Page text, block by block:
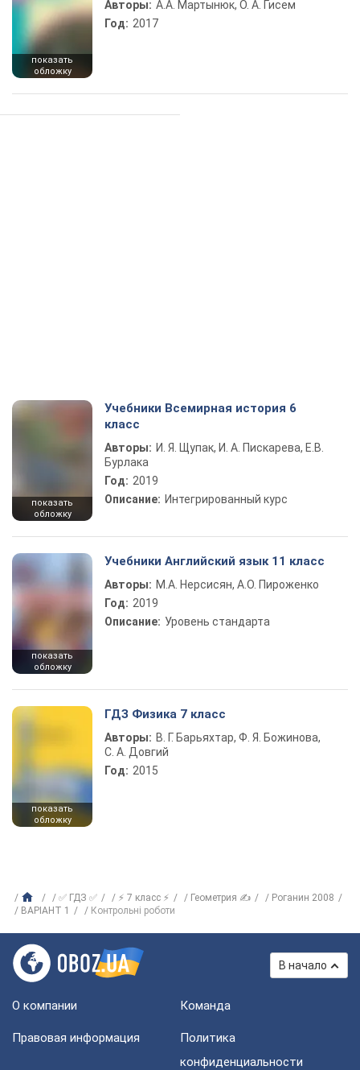
показать
обложку
Авторы: А.А. Мартынюк, О. А. Гисем
Год: 2017
показать
обложку
Учебники Всемирная история 6
класс
Авторы: И. Я. Щупак, И. А. Пискарева, Е.В.
Бурлака
Год: 2019
Описание: Интегрированный курс
показать
обложку
Учебники Английский язык 11 класс
Авторы: М.А. Нерсисян, А.О. Пироженко
Год: 2019
Описание: Уровень стандарта
показать
обложку
ГДЗ Физика 7 класс
Авторы: В. Г. Барьяхтар, Ф. Я. Божинова,
С. А. Довгий
Год: 2015
✅ ГДЗ ✅ ⚡ 7 класс ⚡ Геометрия ✍
Роганин 2008
ВАРІАНТ 1
Контрольні роботи
В начало
О компании Команда
Правовая информация
Политика
конфиденциальности